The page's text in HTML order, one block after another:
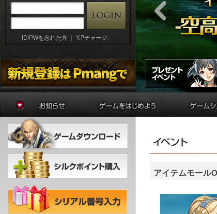
ID/PWを忘れた方 ｜Y.Pチャージ
お知らせ
アップデート
イベント
ゲームの準備
はじめに
初心者ガイド
バトル
ダンジ
アイテムモール